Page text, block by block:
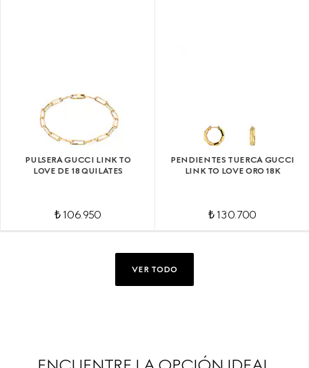
PULSERA GUCCI LINK TO
LOVE DE 18 QUILATES
₺ 106.950
PENDIENTES TUERCA GUCCI
LINK TO LOVE ORO 18K
₺ 130.700
VER TODO